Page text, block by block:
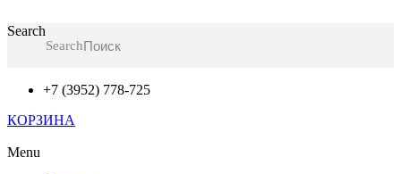
к
содержимому
Search
Search
+7 (3952) 778-725
КОРЗИНА
Menu